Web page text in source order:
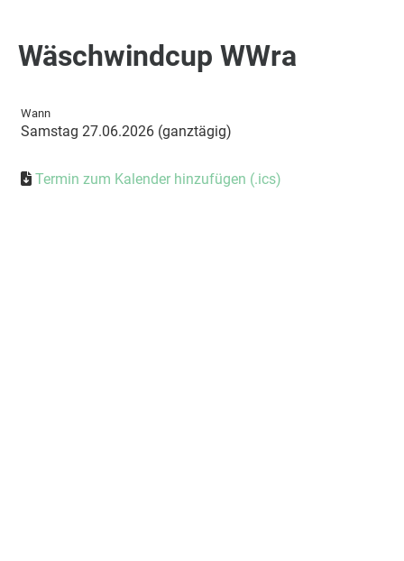
Wäschwindcup WWra
Wann
Samstag 27.06.2026 (ganztägig)
Termin zum Kalender hinzufügen (.ics)